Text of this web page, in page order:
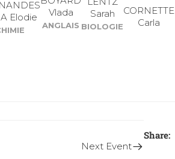
Elodie
Vlada
ANGLAIS
Sarah
BIOLOGIE
CORNETTE
Carla
Share:
Next Event